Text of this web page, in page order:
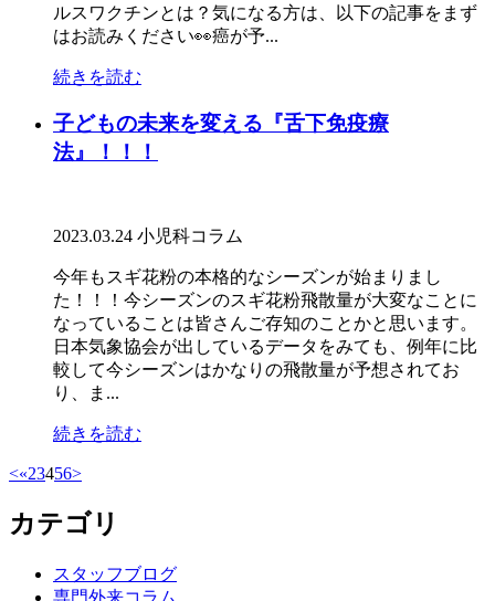
ルスワクチンとは？気になる方は、以下の記事をまず
はお読みください👀癌が予...
続きを読む
子どもの未来を変える『舌下免疫療
法』！！！
2023.03.24 小児科コラム
今年もスギ花粉の本格的なシーズンが始まりまし
た！！！今シーズンのスギ花粉飛散量が大変なことに
なっていることは皆さんご存知のことかと思います。
日本気象協会が出しているデータをみても、例年に比
較して今シーズンはかなりの飛散量が予想されてお
り、ま...
続きを読む
<«23456>
カテゴリ
スタッフブログ
専門外来コラム